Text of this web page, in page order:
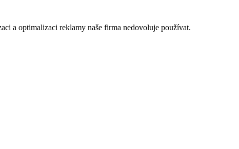
a optimalizaci reklamy naše firma nedovoluje používat.